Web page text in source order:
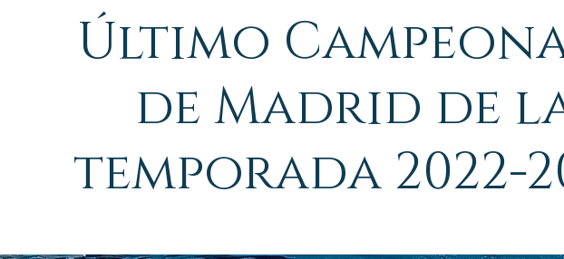
Último
de Madrid de
temporada 2022-